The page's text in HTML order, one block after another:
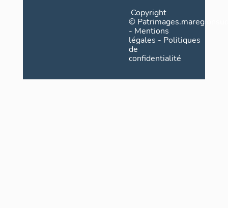
Copyright
©
- Mentions
légales - Politiques
de
confidentialité